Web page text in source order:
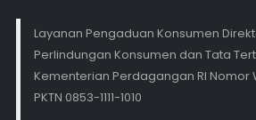
Layanan Pengaduan Konsumen
Perlindungan Konsumen dan Tata
Kementerian Perdagangan RI Nomor
PKTN 0853-1111-1010